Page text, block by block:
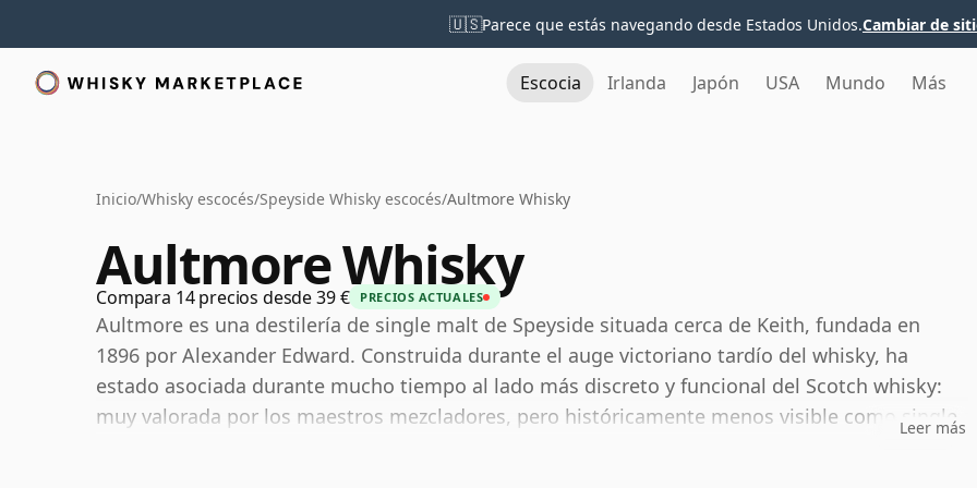
🇺🇸Parece que estás navegando desde Estados Unidos.Cambiar de
Escocia Irlanda Japón USA Mundo Más
Inicio/Whisky escocés/Speyside Whisky escocés/Aultmore Whisky
Aultmore Whisky
Compara 14 precios desde 39 € PRECIOS ACTUALES
Aultmore es una destilería de single malt de Speyside situada cerca de Keith, fundada en
1896 por Alexander Edward. Construida durante el auge victoriano tardío del whisky, ha
estado asociada durante mucho tiempo al lado más discreto y funcional del Scotch whisky:
muy valorada por los maestros mezcladores, pero históricamente menos visible como single
Leer más